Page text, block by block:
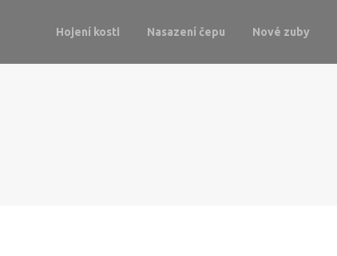
Hojení kosti Nasazení čepu Nové zuby